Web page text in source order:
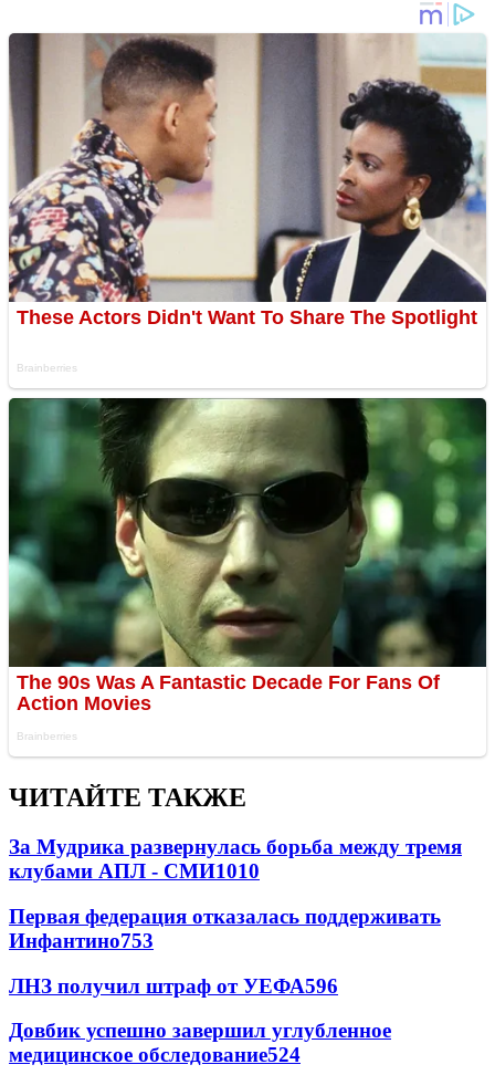
ЧИТАЙТЕ ТАКЖЕ
За Мудрика развернулась борьба между тремя
клубами АПЛ - СМИ1010
Первая федерация отказалась поддерживать
Инфантино753
ЛНЗ получил штраф от УЕФА596
Довбик успешно завершил углубленное
медицинское обследование524